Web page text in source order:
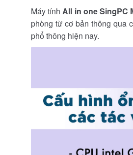
Máy tínhAll in one SingPC
phòng từ cơ bản thông qua
phổ thông hiện nay.